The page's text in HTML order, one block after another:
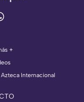
+
Azteca Internacional